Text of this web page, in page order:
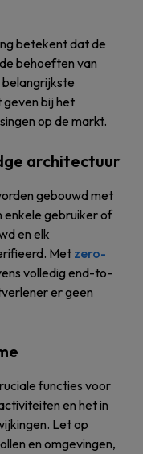
betekent dat de
behoeften van
bij het
op de markt.
architectuur
gebouwd met
enkele gebruiker of
en elk
Met zero-
volledig end-to-
er geen
functies voor
en het in
Let op
en omgevingen,